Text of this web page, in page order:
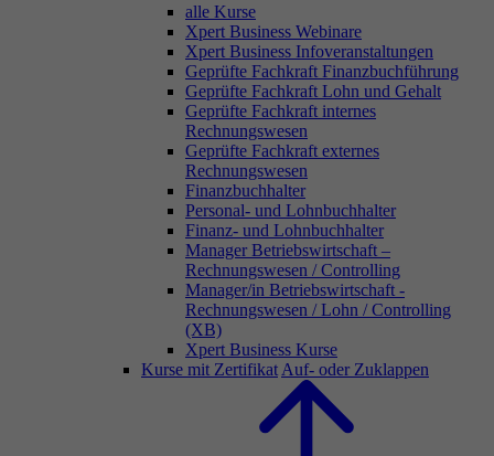
alle Kurse
Xpert Business Webinare
Xpert Business Infoveranstaltungen
Geprüfte Fachkraft Finanzbuchführung
Geprüfte Fachkraft Lohn und Gehalt
Geprüfte Fachkraft internes
Rechnungswesen
Geprüfte Fachkraft externes
Rechnungswesen
Finanzbuchhalter
Personal- und Lohnbuchhalter
Finanz- und Lohnbuchhalter
Manager Betriebswirtschaft –
Rechnungswesen / Controlling
Manager/in Betriebswirtschaft -
Rechnungswesen / Lohn / Controlling
(XB)
Xpert Business Kurse
Kurse mit Zertifikat Auf- oder Zuklappen